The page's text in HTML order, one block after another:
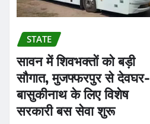
STATE
सावन में शिवभक्तों को बड़ी
सौगात, मुजफ्फरपुर से देवघर-
बासुकीनाथ के लिए विशेष
सरकारी बस सेवा शुरू